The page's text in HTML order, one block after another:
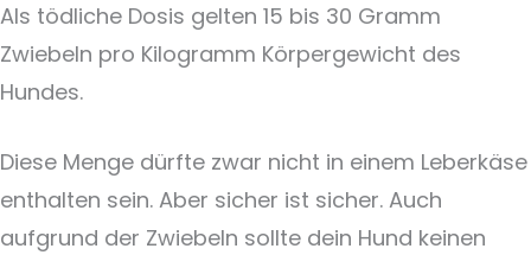
Als tödliche Dosis gelten 15 bis 30 Gramm
Zwiebeln pro Kilogramm Körpergewicht des
Hundes.
Diese Menge dürfte zwar nicht in einem Leberkäse
enthalten sein. Aber sicher ist sicher. Auch
aufgrund der Zwiebeln sollte dein Hund keinen